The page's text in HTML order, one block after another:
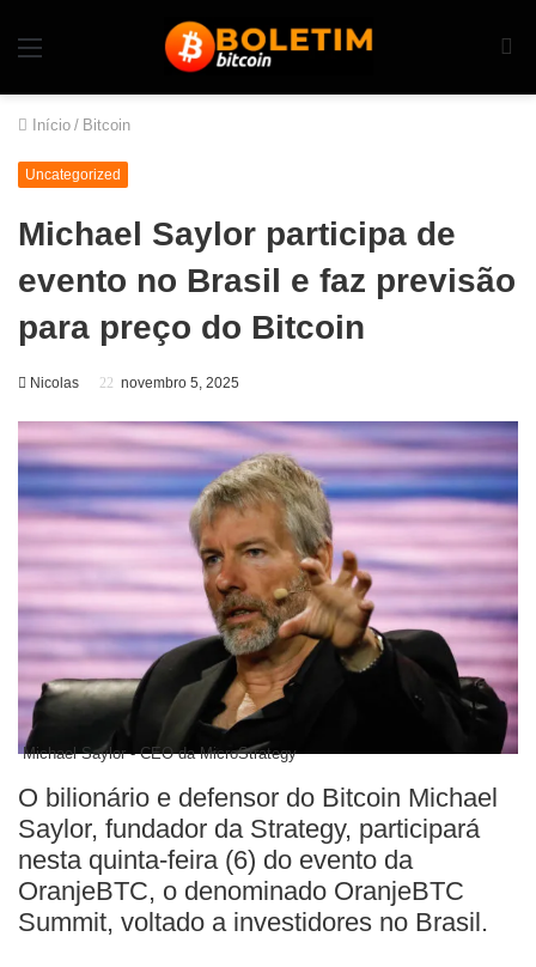
Início / Bitcoin
Uncategorized
Michael Saylor participa de
evento no Brasil e faz previsão
para preço do Bitcoin
Nicolas novembro 5, 2025
Michael Saylor - CEO da MicroStrategy
O bilionário e defensor do Bitcoin Michael
Saylor, fundador da Strategy, participará
nesta quinta-feira (6) do evento da
OranjeBTC, o denominado OranjeBTC
Summit, voltado a investidores no Brasil.